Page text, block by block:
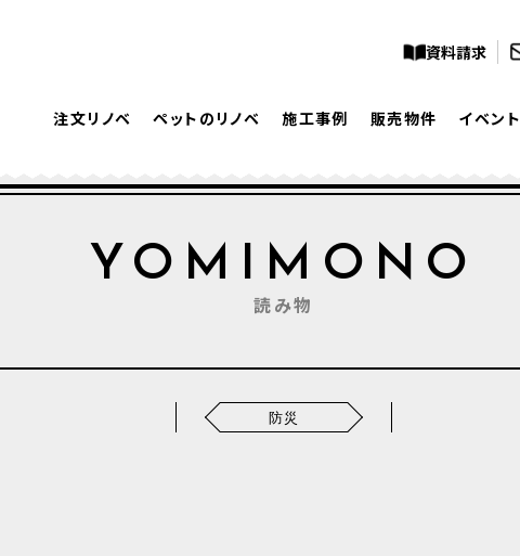
資料請求
注文リノベ ペットのリノベ 施工事例 販売物件 イベント
YOMIMONO
読み物
防災